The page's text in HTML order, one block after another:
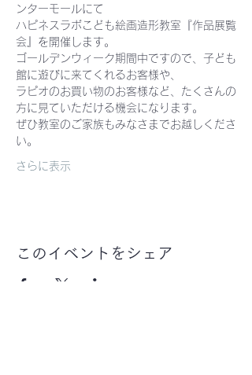
ンターモールにて
ハピネスラボこども絵画造形教室『作品展覧
会』を開催します。
ゴールデンウィーク期間中ですので、子ども
館に遊びに来てくれるお客様や、
ラピオのお買い物のお客様など、たくさんの
方に見ていただける機会になります。
ぜひ教室のご家族もみなさまでお越しくださ
い。
さらに表示
このイベントをシェア